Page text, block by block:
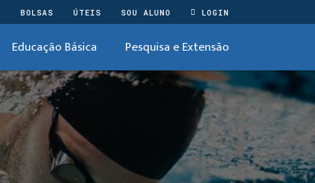
BOLSAS ÚTEIS SOU ALUNO LOGIN
Educação Básica Pesquisa e Extensão